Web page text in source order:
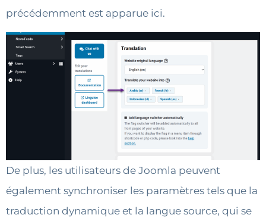
précédemment est apparue ici.
De plus, les utilisateurs de Joomla peuvent
également synchroniser les paramètres tels que la
traduction dynamique et la langue source, qui se